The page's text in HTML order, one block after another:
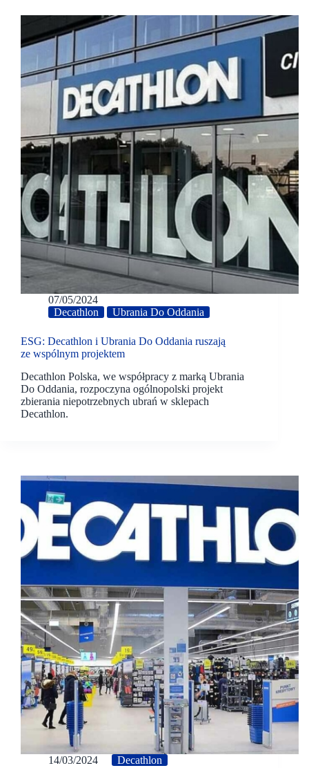
07/05/2024
Decathlon
Ubrania Do Oddania
ESG: Decathlon i Ubrania Do Oddania ruszają
ze wspólnym projektem
Decathlon Polska, we współpracy z marką Ubrania
Do Oddania, rozpoczyna ogólnopolski projekt
zbierania niepotrzebnych ubrań w sklepach
Decathlon.
14/03/2024 Decathlon